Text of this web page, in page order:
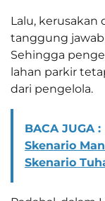
Lalu, kerusakan
tanggung
Sehingga
lahan parkir
dari pengelola.
BACA JUGA :
Skenario
Skenario